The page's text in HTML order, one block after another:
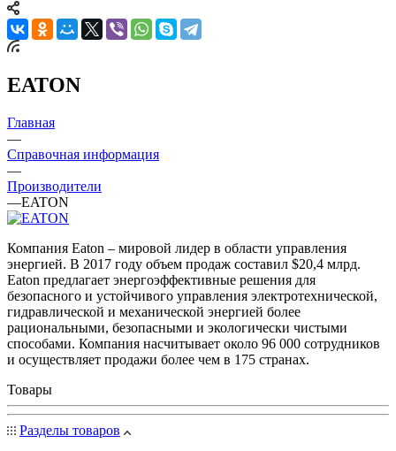
EATON
Главная
—
Справочная информация
—
Производители
—EATON
Компания Eaton – мировой лидер в области управления
энергией. В 2017 году объем продаж составил $20,4 млрд.
Eaton предлагает энергоэффективные решения для
безопасного и устойчивого управления электротехнической,
гидравлической и механической энергией более
рациональными, безопасными и экологически чистыми
способами. Компания насчитывает около 96 000 сотрудников
и осуществляет продажи более чем в 175 странах.
Товары
Разделы товаров